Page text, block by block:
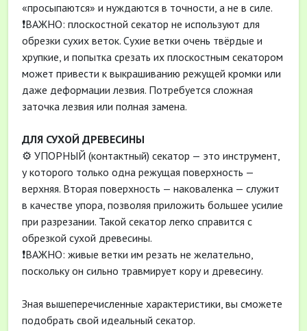
«просыпаются» и нуждаются в точности, а не в силе.
❗ВАЖНО: плоскостной секатор не используют для
обрезки сухих веток. Сухие ветки очень твёрдые и
хрупкие, и попытка срезать их плоскостным секатором
может привести к выкрашиванию режущей кромки или
даже деформации лезвия. Потребуется сложная
заточка лезвия или полная замена.
ДЛЯ СУХОЙ ДРЕВЕСИНЫ
⚙️ УПОРНЫЙ (контактный) секатор — это инструмент,
у которого только одна режущая поверхность —
верхняя. Вторая поверхность — наковаленка — служит
в качестве упора, позволяя приложить большее усилие
при разрезании. Такой секатор легко справится с
обрезкой сухой древесины.
❗ВАЖНО: живые ветки им резать не желательно,
поскольку он сильно травмирует кору и древесину.
Зная вышеперечисленные характеристики, вы сможете
подобрать свой идеальный секатор.